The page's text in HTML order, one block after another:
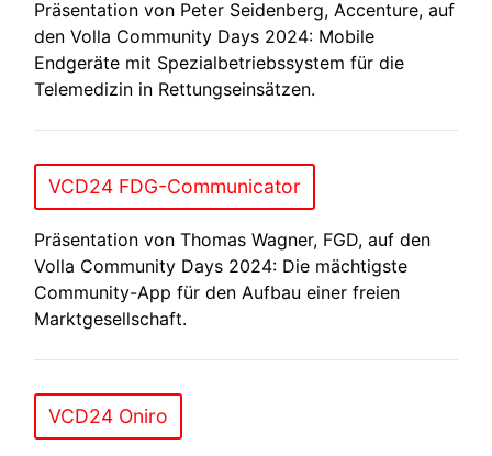
Präsentation von Peter Seidenberg, Accenture, auf
den Volla Community Days 2024: Mobile
Endgeräte mit Spezialbetriebssystem für die
Telemedizin in Rettungseinsätzen.
VCD24 FDG-Communicator
Präsentation von Thomas Wagner, FGD, auf den
Volla Community Days 2024: Die mächtigste
Community-App für den Aufbau einer freien
Marktgesellschaft.
VCD24 Oniro